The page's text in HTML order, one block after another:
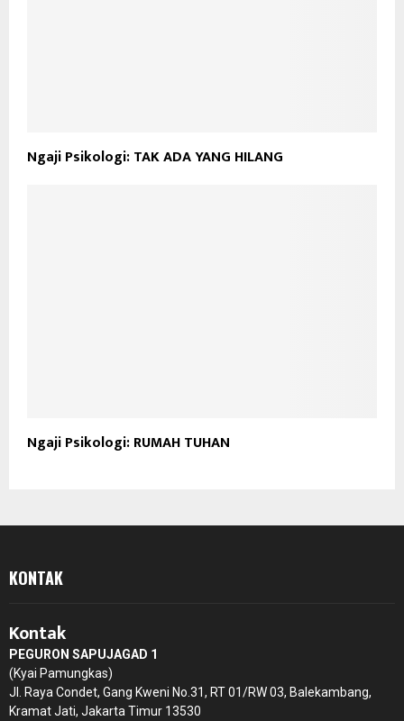
Ngaji Psikologi: TAK ADA YANG HILANG
Ngaji Psikologi: RUMAH TUHAN
KONTAK
Kontak
PEGURON SAPUJAGAD 1
(Kyai Pamungkas)
Jl. Raya Condet, Gang Kweni No.31, RT 01/RW 03, Balekambang,
Kramat Jati, Jakarta Timur 13530